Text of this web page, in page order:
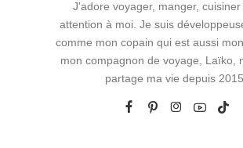
J'adore voyager, manger, cuisiner
attention à moi. Je suis
comme mon copain qui est aussi
mon compagnon de voyage, Laïko,
partage ma vie depuis